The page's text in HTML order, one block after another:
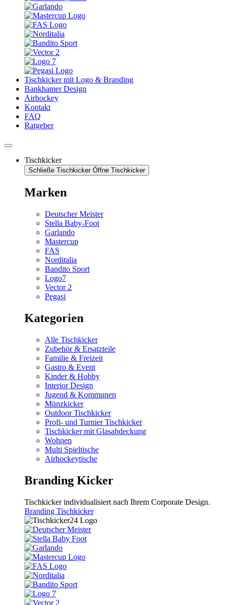
Tischkicker mit Logo & Branding
Bankhamer Design
Airhockey
Kontakt
FAQ
Ratgeber
Tischkicker
Schließe Tischkicker Öffne Tischkicker
Marken
Deutscher Meister
Stella Baby-Foot
Garlando
Mastercup
FAS
Norditalia
Bandito Sport
Logo7
Vector 2
Pegasi
Kategorien
Alle Tischkicker
Zubehör & Ersatzteile
Familie & Freizeit
Gastro & Event
Kinder & Hobby
Interior Design
Jugend & Kommunen
Münzkicker
Outdoor Tischkicker
Profi- und Turnier Tischkicker
Tischkicker mit Glasabdeckung
Wohnen
Multi Spieltische
Airhockeytische
Branding Kicker
Tischkicker individualisiert nach Ihrem Corporate Design.
Branding Tischkicker